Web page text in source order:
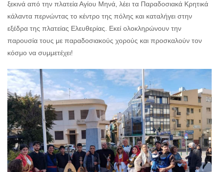
ξεκινά από την πλατεία Αγίου Μηνά, λέει τα Παραδοσιακά Κρητικά
κάλαντα περνώντας το κέντρο της πόλης και καταλήγει στην
εξέδρα της πλατείας Ελευθερίας. Εκεί ολοκληρώνουν την
παρουσία τους με παραδοσιακούς χορούς και προσκαλούν τον
κόσμο να συμμετέχει!